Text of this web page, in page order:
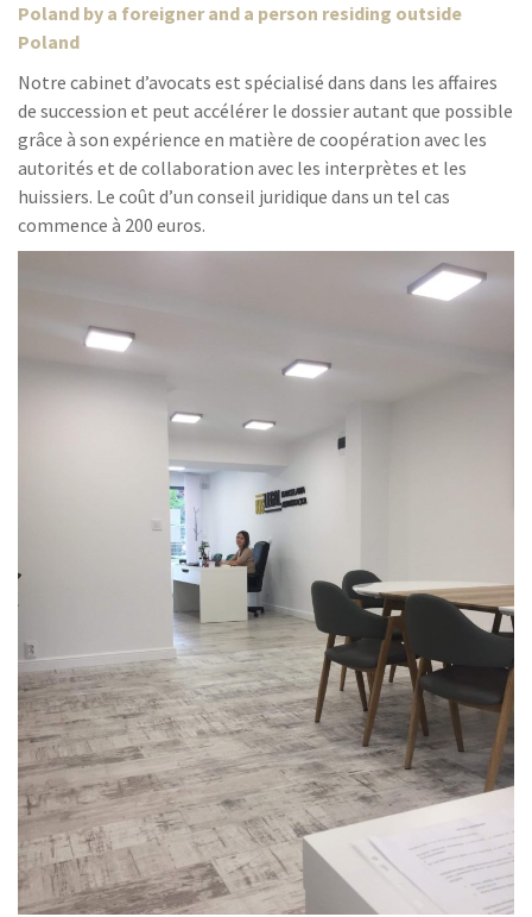
Poland by a foreigner and a person residing outside
Poland
Notre cabinet d’avocats est spécialisé dans dans les affaires
de succession et peut accélérer le dossier autant que possible
grâce à son expérience en matière de coopération avec les
autorités et de collaboration avec les interprètes et les
huissiers. Le coût d’un conseil juridique dans un tel cas
commence à 200 euros.